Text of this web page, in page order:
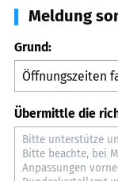
Meldung
Grund:
Übermittle die